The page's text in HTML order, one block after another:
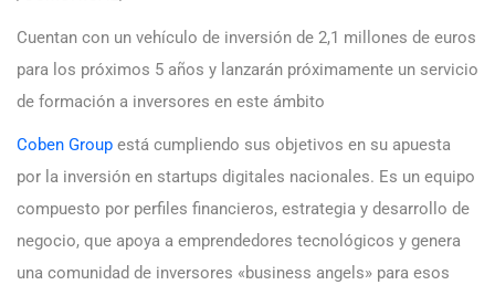
Cuentan con un vehículo de inversión de 2,1 millones de euros
para los próximos 5 años y lanzarán próximamente un servicio
de formación a inversores en este ámbito
Coben Group está cumpliendo sus objetivos en su apuesta
por la inversión en startups digitales nacionales. Es un equipo
compuesto por perfiles financieros, estrategia y desarrollo de
negocio, que apoya a emprendedores tecnológicos y genera
una comunidad de inversores «business angels» para esos